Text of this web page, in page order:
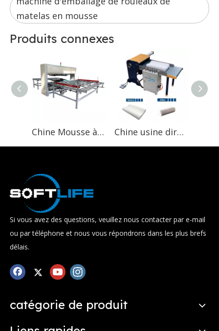
matelas en mousse
Produits connexes
Chine Mousse à mémoire de forme haute performance à faible bruit Housse de matelas d'oreiller en mousse de latex automatique Chine usine directe vente chaude matelas oreiller compresse rouleau pack machine
Si vous avez des questions, veuillez nous contacter par e-mail
ou par téléphone et nous vous répondrons dans les plus brefs
délais.
catégorie de produit